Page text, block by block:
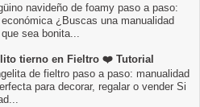
navideño de foamy paso a paso:
¿Buscas una manualidad
sea bonita...
tierno en Fieltro ❤️ Tutorial
de fieltro paso a paso: manualidad
para decorar, regalar o vender Si